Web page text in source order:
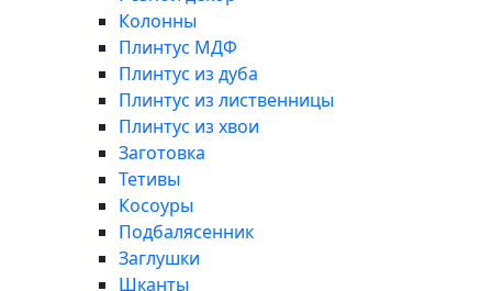
Колонны
Плинтус МДФ
Плинтус из дуба
Плинтус из лиственницы
Плинтус из хвои
Заготовка
Тетивы
Косоуры
Подбалясенник
Заглушки
Шканты